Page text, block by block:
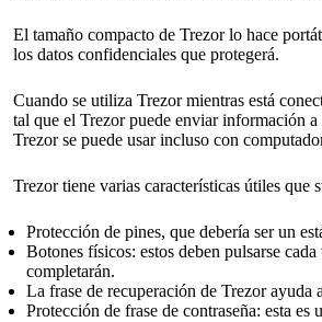
El tamaño compacto de Trezor lo hace
los datos confidenciales que protegerá.
Cuando se utiliza Trezor mientras está
tal que el Trezor puede enviar información
Trezor se puede usar incluso con
Trezor tiene varias características útiles que
Protección de pines, que debería ser un
Botones físicos: estos deben pulsarse
completarán.
La frase de recuperación de Trezor ayuda
Protección de frase de contraseña: esta